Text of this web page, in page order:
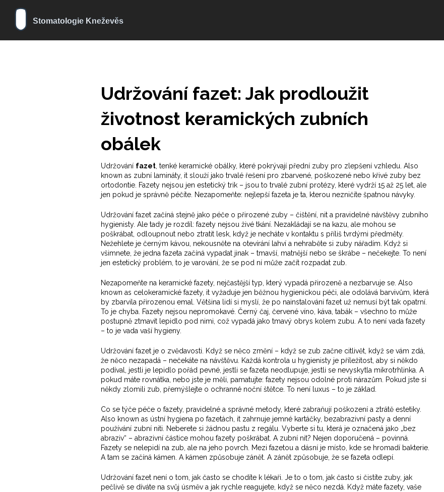
Udržování fazet: Jak prodloužit
životnost keramických zubních
obálek
Udržování fazet, tenké keramické obálky, které pokrývají přední zuby pro zlepšení vzhledu . Also
known as zubní lamináty, it slouží jako trvalé řešení pro zbarvené, poškozené nebo křivé zuby bez
ortodontie. Fazety nejsou jen estetický trik – jsou to trvalé zubní protézy, které vydrží 15 až 25 let, ale
jen pokud je správně péčíte. Nezapomeňte: nejlepší fazeta je ta, kterou nezničíte špatnou návyky.
Udržování fazet začíná stejně jako péče o přirozené zuby – čištění, nit a pravidelné návštěvy zubního
hygienisty. Ale tady je rozdíl: fazety nejsou živé tkání. Nezakládají se na kazu, ale mohou se
poškrábat, odloupnout nebo ztratit lesk, když je necháte v kontaktu s příliš tvrdými předměty.
Nežehlete je černým kávou, nekousněte na otevírání lahví a nehraběte si zuby nářadím. Když si
všimnete, že jedna fazeta začíná vypadat jinak – tmavší, matnější nebo se škrábe – nečekejte. To není
jen estetický problém, to je varování, že se pod ní může začít rozpadat zub.
Nezapomeňte na keramické fazety, nejčastější typ, který vypadá přirozeně a nezbarvuje se. Also
known as celokeramické fazety, it vyžaduje jen běžnou hygienickou péči, ale odolává barvivům, která
by zbarvila přirozenou emal
Většina lidí si myslí, že po nainstalování fazet už nemusí být tak opatrní.
To je chyba. Fazety nejsou nepromokavé. Černý čaj, červené víno, káva, tabák – všechno to může
postupně ztmavit lepidlo pod nimi, což vypadá jako tmavý obrys kolem zubu. A to není vada fazety
– to je vada vaší hygieny.
Udržování fazet je o zvědavosti. Když se něco změní – když se zub začne citlivět, když se vám zdá,
že něco nezapadá – nečekáte na návštěvu. Každá kontrola u hygienisty je příležitost, aby si někdo
podíval, jestli je lepidlo pořád pevné, jestli se fazeta neodlupuje, jestli se nevyskytla mikrotrhlinka. A
pokud máte rovnátka, nebo jste je měli, pamatujte: fazety nejsou odolné proti nárazům. Pokud jste si
někdy zlomili zub, přemýšlejte o ochranné noční štětce. To není luxus – to je základ.
Co se týče péče o fazety, pravidelné a správné metody, které zabraňují poškození a ztrátě estetiky.
Also known as ústní hygiena po fazetách , it zahrnuje jemné kartáčky, bezabrazivní pasty a denní
používání zubní niti
Neberete si žádnou pastu z regálu. Vyberte si tu, která je označená jako „bez
abraziv“ – abrazivní částice mohou fazety poškrábat. A zubní nit? Nejen doporučená – povinná.
Fazety se nelepidí na zub, ale na jeho povrch. Mezi fazetou a dásní je místo, kde se hromadí bakterie.
A tam se začíná kámen. A kámen způsobuje zánět. A zánět způsobuje, že se fazeta odlepí.
Udržování fazet není o tom, jak často se chodíte k lékaři. Je to o tom, jak často si čistíte zuby, jak
pečlivě se díváte na svůj úsměv a jak rychle reagujete, když se něco nezdá. Když máte fazety, vaše